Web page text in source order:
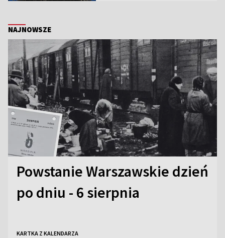
NAJNOWSZE
Powstanie Warszawskie dzień
po dniu - 6 sierpnia
KARTKA Z KALENDARZA